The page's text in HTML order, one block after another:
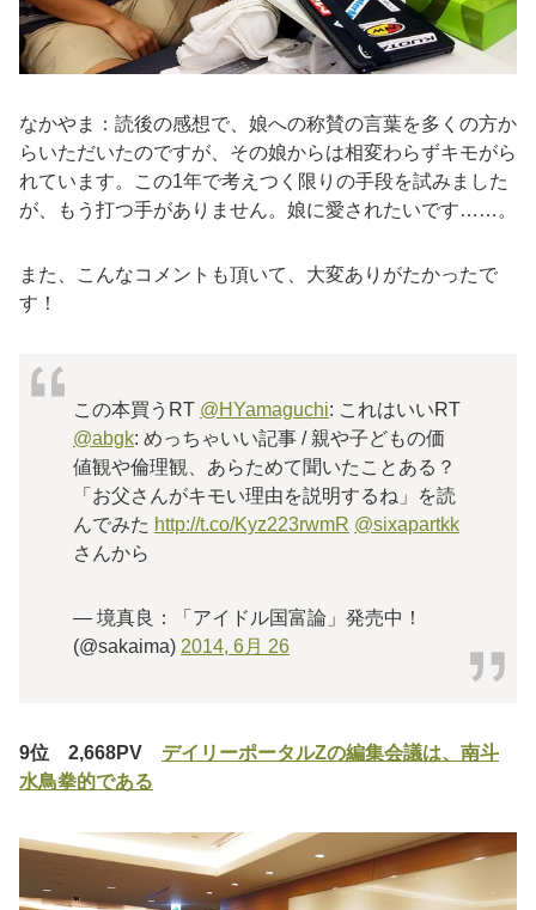
なかやま：読後の感想で、娘への称賛の言葉を多くの方か
らいただいたのですが、その娘からは相変わらずキモがら
れています。この1年で考えつく限りの手段を試みました
が、もう打つ手がありません。娘に愛されたいです……。
また、こんなコメントも頂いて、大変ありがたかったで
す！
この本買うRT @HYamaguchi: これはいいRT
@abgk: めっちゃいい記事 / 親や子どもの価
値観や倫理観、あらためて聞いたことある？
「お父さんがキモい理由を説明するね」を読
んでみた http://t.co/Kyz223rwmR @sixapartkk
さんから
— 境真良：「アイドル国富論」発売中！
(@sakaima) 2014, 6月 26
9位 2,668PV デイリーポータルZの編集会議は、南斗
水鳥拳的である